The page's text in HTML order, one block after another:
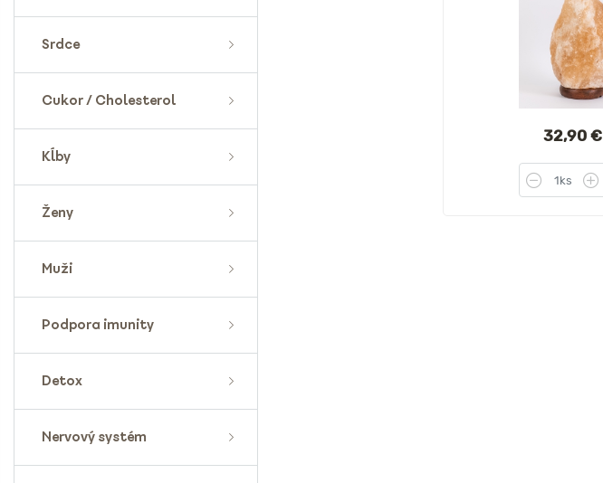
Srdce
Cukor / Cholesterol
Kĺby
Ženy
Muži
Podpora imunity
Detox
Nervový systém
32,90 €